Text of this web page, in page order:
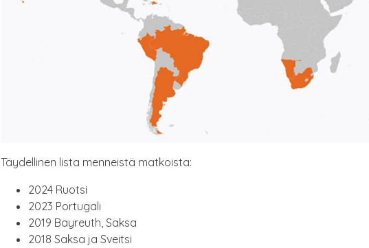
Täy­del­li­nen lis­ta men­neis­tä matkoista:
2024 Ruot­si
2023 Por­tu­ga­li
2019 Bay­reuth, Saksa
2018 Sak­sa ja Sveitsi